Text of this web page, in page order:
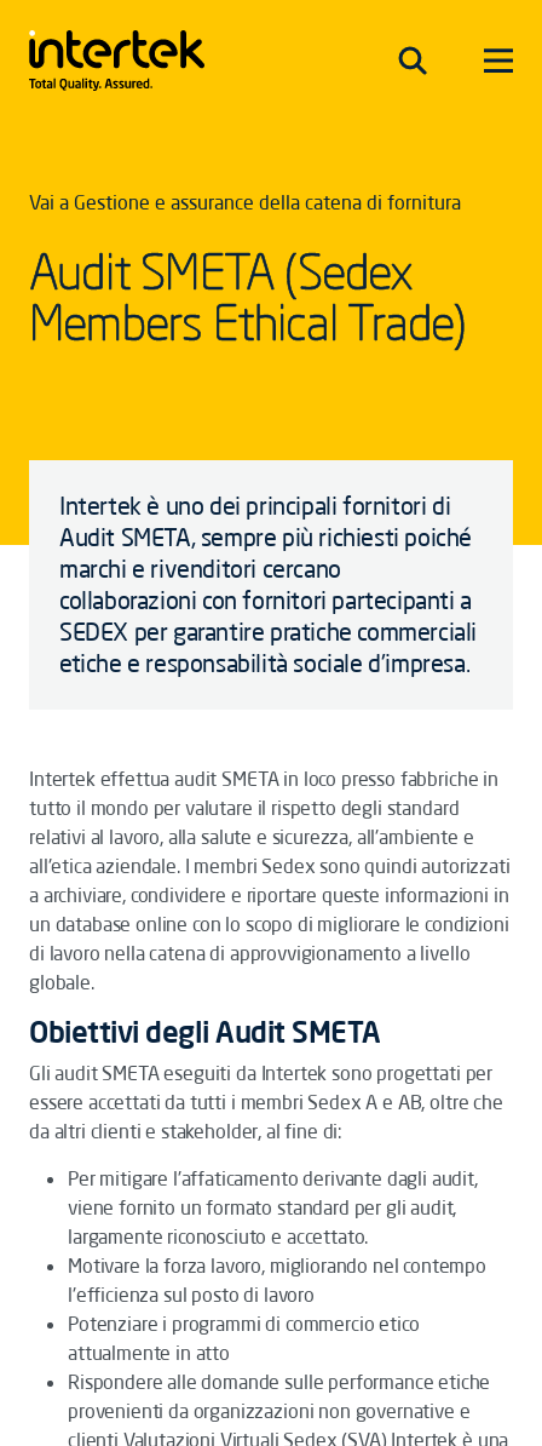
Vai a Gestione e assurance della catena di fornitura
Audit SMETA (Sedex
Members Ethical Trade)
Intertek è uno dei principali fornitori di
Audit SMETA, sempre più richiesti poiché
marchi e rivenditori cercano
collaborazioni con fornitori partecipanti a
SEDEX per garantire pratiche commerciali
etiche e responsabilità sociale d'impresa.
Intertek effettua audit SMETA in loco presso fabbriche in
tutto il mondo per valutare il rispetto degli standard
relativi al lavoro, alla salute e sicurezza, all'ambiente e
all'etica aziendale. I membri Sedex sono quindi autorizzati
a archiviare, condividere e riportare queste informazioni in
un database online con lo scopo di migliorare le condizioni
di lavoro nella catena di approvvigionamento a livello
globale.
Obiettivi degli Audit SMETA
Gli audit SMETA eseguiti da Intertek sono progettati per
essere accettati da tutti i membri Sedex A e AB, oltre che
da altri clienti e stakeholder, al fine di:
Per mitigare l'affaticamento derivante dagli audit,
viene fornito un formato standard per gli audit,
largamente riconosciuto e accettato.
Motivare la forza lavoro, migliorando nel contempo
l'efficienza sul posto di lavoro
Potenziare i programmi di commercio etico
attualmente in atto
Rispondere alle domande sulle performance etiche
provenienti da organizzazioni non governative e
clienti Valutazioni Virtuali Sedex (SVA) Intertek è una